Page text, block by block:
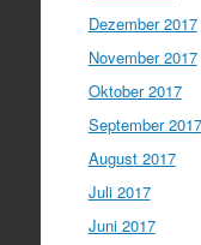
Dezember 2017
November 2017
Oktober 2017
September 2017
August 2017
Juli 2017
Juni 2017